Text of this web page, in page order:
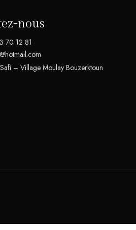
nous
70 12 81
– Village Moulay Bouzerktoun